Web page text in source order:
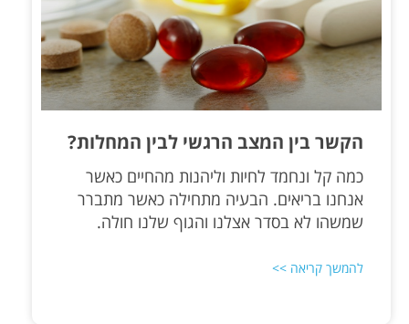
הקשר בין המצב הרגשי לבין המחלות?
כמה קל ונחמד לחיות וליהנות מהחיים כאשר
אנחנו בריאים. הבעיה מתחילה כאשר מתברר
שמשהו לא בסדר אצלנו והגוף שלנו חולה.
להמשך קריאה >>